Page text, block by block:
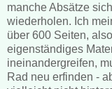
manche Absätze
wiederholen. Ich
über 600 Seiten,
eigenständiges
ineinandergreifen,
Rad neu erfinden -